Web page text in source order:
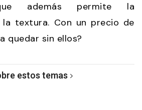
además permite la
la textura. Con un precio de
quedar sin ellos?
estos temas